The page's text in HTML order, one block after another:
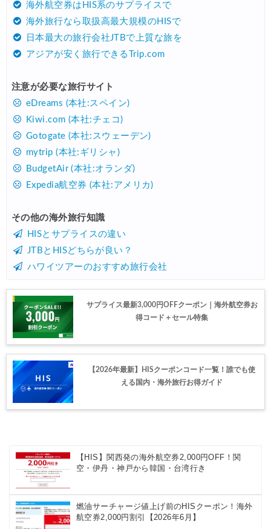
05/05 楽天トラベル) 海外ツアー 最大30,000円OFFクーポン
05/04 HIS) JAL/ANA限定 最大15,000円OFFセール
05/01 HIS) 海外航空券 2,000円OFFクーポン
HIS) 海外ツアー(関西発) 最大50,000円OFFクーポン
05/01 HIS) 海外航空券(関西発東アジア) 2,000円OFFクーポン
05/01 エアトリ) 海外航空券(60日前) 1,000円OFFクーポン
05/01 Trip.com) 海外ホテル2%OFFクーポン TRIP1
05/01 Trip.com) 海外航空券1%OFFクーポン TRIP2
04/30 エアトリ) 海外航空券 最大4,000円OFFクーポン
04/30 楽天トラベル) 海外ツアー 最大30,000円OFFクーポン
04/27 JTB) 夏旅キャンペーン(ポイント還元)
04/25 楽天トラベル) 海外ツアー 最大30,000円OFFクーポン
04/25 Trip.com) 海外航空券(アジア・ハワイ) 6,900円~
04/23 ANA) 航空券+ホテル 最大80,000円OFFクーポン
Trip.com) 航空券＋ホテル 最大5,000円OFFクーポン
04/22 JAL) 海外航空券+ホテル 最大40,000円OFFクーポン
HIS) 海外航空券タイムセール
04/20 Trip.com) ベトナム旅行 最大50%OFFセール
海外航空券はHIS系のサプライスで
海外旅行なら取扱高最大規模のHISで
日本最大の旅行会社JTBで上質な旅を
アジアが安く旅行できるTrip.com
注意が必要な旅行サイト
eDreams (本社:スペイン)
Kiwi.com (本社:チェコ)
Gotogate (本社:スウェーデン)
mytrip (本社:ギリシャ)
BudgetAir (本社:オランダ)
Expedia航空券 (本社:アメリカ)
その他の海外旅行知識
HISとサプライスの違い
JTBとHISどちらが良い？
ハワイツアーのおすすめ旅行会社
サプライス最新3,000円OFFクーポン｜海外航空券お
得コード＋セール特集
【2026年最新】HISクーポンコード一覧！誰でも使
える国内・海外旅行お得ガイド
【HIS】関西発の海外航空券2,000円OFF！関
空・伊丹・神戸から韓国・台湾行き
燃油サーチャージ値上げ前のHISクーポン！海外
航空券2,000円割引【2026年6月】